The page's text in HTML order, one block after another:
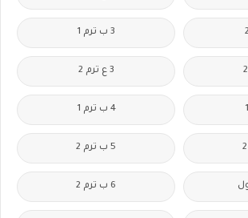
3 ب ترم 1
3 ع ترم 2
4 ب ترم 1
5 ب ترم 2
6 ب ترم 2